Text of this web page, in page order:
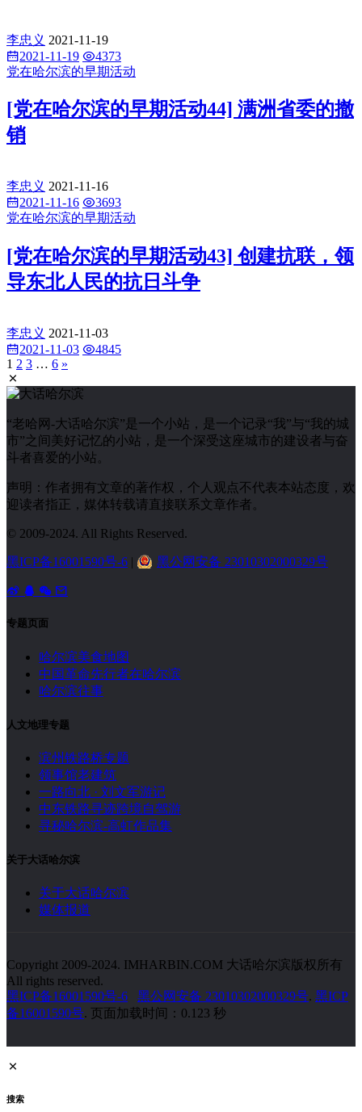
李忠义 2021-11-19
2021-11-19
4373
党在哈尔滨的早期活动
[党在哈尔滨的早期活动44] 满洲省委的撤
销
李忠义 2021-11-16
2021-11-16
3693
党在哈尔滨的早期活动
[党在哈尔滨的早期活动43] 创建抗联，领
导东北人民的抗日斗争
李忠义 2021-11-03
2021-11-03
4845
1 2 3 … 6 »
“老哈网-大话哈尔滨”是一个小站，是一个记录“我”与“我的城
市”之间美好记忆的小站，是一个深受这座城市的建设者与奋
斗者喜爱的小站。
声明：作者拥有文章的著作权，个人观点不代表本站态度，欢
迎读者指正，媒体转载请直接联系文章作者。
© 2009-2024. All Rights Reserved.
黑ICP备16001590号-6 | 黑公网安备 23010302000329号
专题页面
哈尔滨美食地图
中国革命先行者在哈尔滨
哈尔滨往事
人文地理专题
滨州铁路桥专题
领事馆老建筑
一路向北 · 刘文军游记
中东铁路寻迹跨境自驾游
寻秘哈尔滨-高虹作品集
关于大话哈尔滨
关于大话哈尔滨
媒体报道
Copyright 2009-2024. IMHARBIN.COM 大话哈尔滨版权所有
All rights reserved.
黑ICP备16001590号-6
黑公网安备 23010302000329号. 黑ICP
备16001590号. 页面加载时间：0.123 秒
搜索